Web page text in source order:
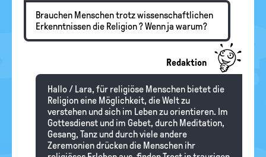
Brauchen Menschen trotz wissenschaftlichen
Erkenntnissen die Religion ? Wenn ja warum?
Redaktion
Hallo / Lara, für religiöse Menschen bietet die
Religion eine Möglichkeit, die Welt zu
verstehen und sich im Leben zu orientieren. Im
Gottesdienst und im Gebet, durch Meditation,
Gesang, Tanz und durch viele andere
Zeremonien drücken die Menschen ihr